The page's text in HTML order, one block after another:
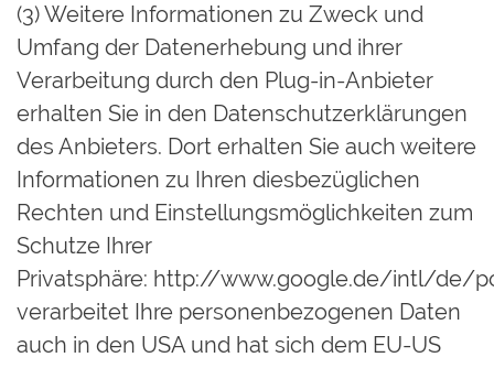
(3) Weitere Informationen zu Zweck und
Umfang der Datenerhebung und ihrer
Verarbeitung durch den Plug-in-Anbieter
erhalten Sie in den Datenschutzerklärungen
des Anbieters. Dort erhalten Sie auch weitere
Informationen zu Ihren diesbezüglichen
Rechten und Einstellungsmöglichkeiten zum
Schutze Ihrer
Privatsphäre: http://www.google.de/intl/de/
verarbeitet Ihre personenbezogenen Daten
auch in den USA und hat sich dem EU-US